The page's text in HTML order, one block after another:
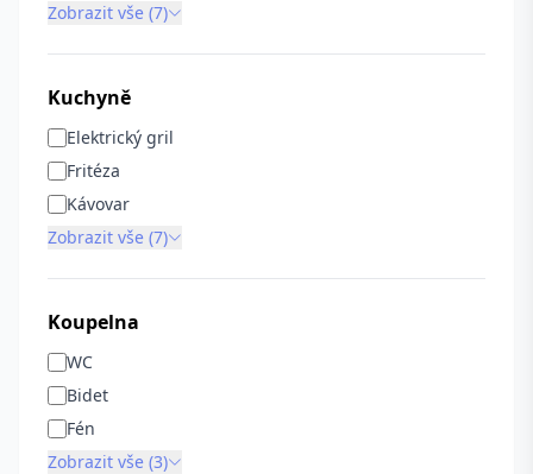
Zobrazit vše (7)
Kuchyně
Elektrický gril
Fritéza
Kávovar
Zobrazit vše (7)
Koupelna
WC
Bidet
Fén
Zobrazit vše (3)